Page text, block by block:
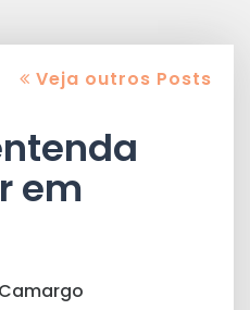
Veja outros Posts
em